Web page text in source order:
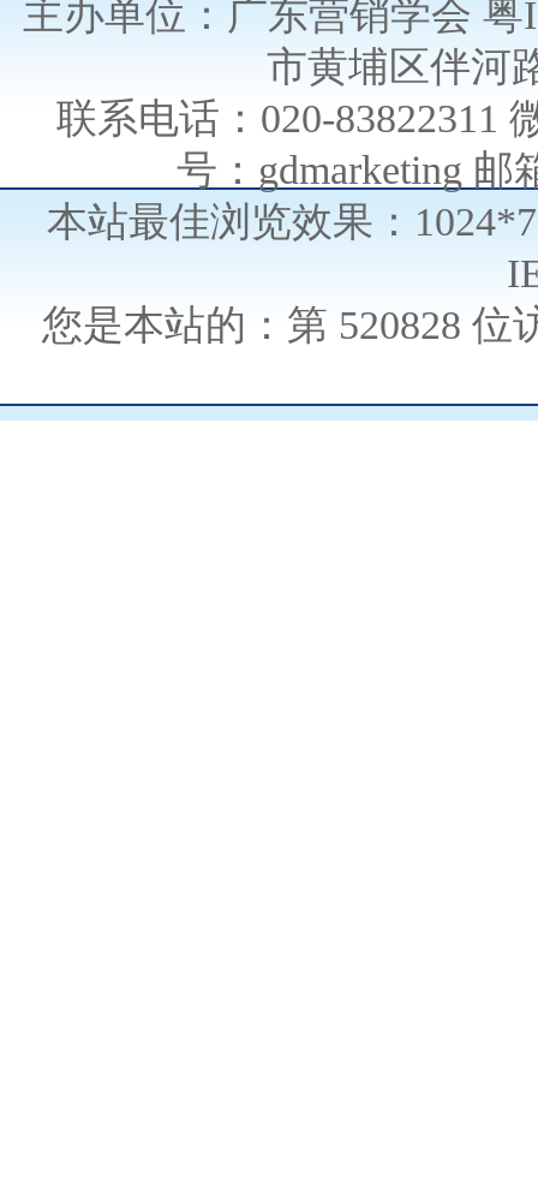
主办单位：广东营销学会 粤
市黄埔区伴河
联系电话：020-83822311
号：gdmarketing 邮
本站最佳浏览效果：
您是本站的：第 520828